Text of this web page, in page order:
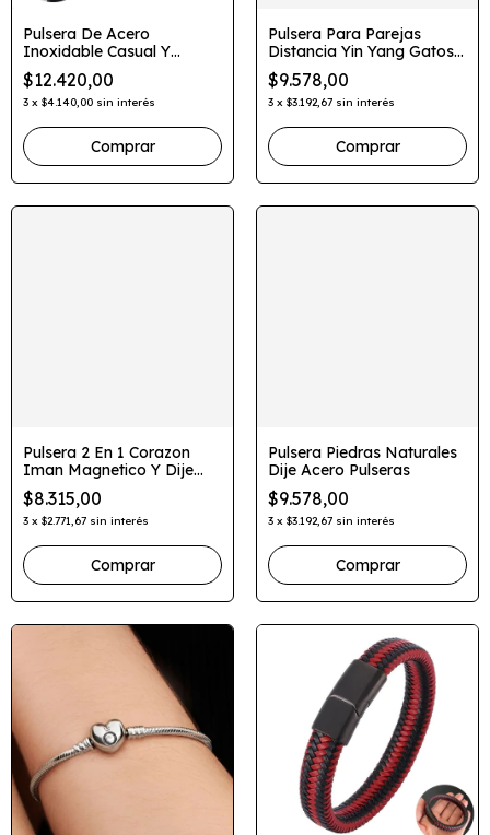
Pulsera De Acero
Inoxidable Casual Y
Sencilla
$12.420,00
3 x $4.140,00 sin interés
Comprar
Pulsera Para Parejas
Distancia Yin Yang Gatos 2
En 1
$9.578,00
3 x $3.192,67 sin interés
Pulsera 2 En 1 Corazon
Iman Magnetico Y Dije
Para Grabar
$8.315,00
3 x $2.771,67 sin interés
Comprar
Pulsera Piedras Naturales
Dije Acero Pulseras
$9.578,00
3 x $3.192,67 sin interés
Comprar